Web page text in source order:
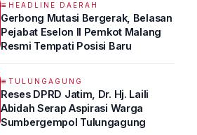
HEADLINE DAERAH
Gerbong Mutasi Bergerak, Belasan
Pejabat Eselon II Pemkot Malang
Resmi Tempati Posisi Baru
TULUNGAGUNG
Reses DPRD Jatim, Dr. Hj. Laili
Abidah Serap Aspirasi Warga
Sumbergempol Tulungagung